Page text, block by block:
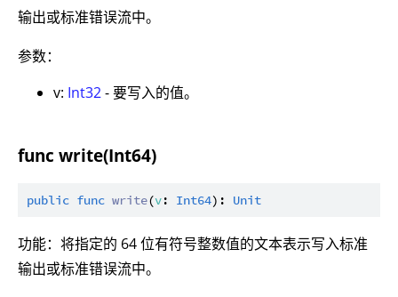
输出或标准错误流中。
参数：
v: Int32- 要写入的值。
func write(Int64)
public func write(v: Int64): Unit
功能：将指定的 64 位有符号整数值的文本表示写入标准
输出或标准错误流中。